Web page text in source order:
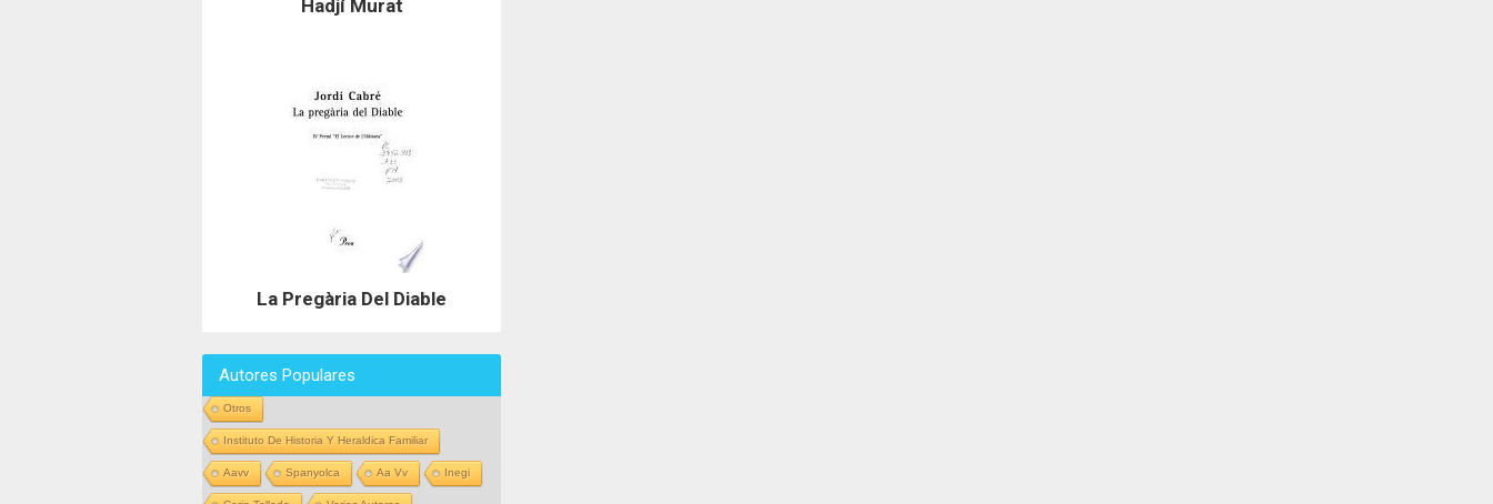
Hadjí Murat
La Pregària Del Diable
Autores Populares
Otros
Instituto De Historia Y Heraldica Familiar
Aavv Spanyolca Aa Vv Inegi